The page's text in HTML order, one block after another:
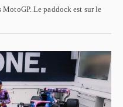
Le paddock est sur le